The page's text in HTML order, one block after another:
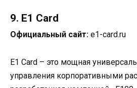
9. E1 Card
Официальный сайт: e1-card.ru
E1 Card – это мощная
управления корпоративными